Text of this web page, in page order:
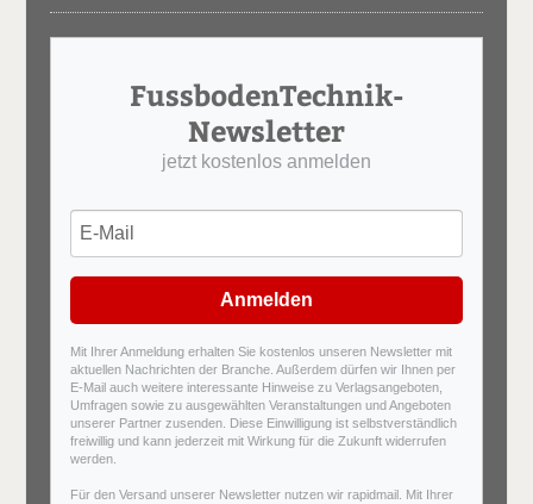
FussbodenTechnik-
Newsletter
jetzt kostenlos anmelden
Anmelden
Mit Ihrer Anmeldung erhalten Sie kostenlos unseren Newsletter mit
aktuellen Nachrichten der Branche. Außerdem dürfen wir Ihnen per
E-Mail auch weitere interessante Hinweise zu Verlagsangeboten,
Umfragen sowie zu ausgewählten Veranstaltungen und Angeboten
unserer Partner zusenden. Diese Einwilligung ist selbstverständlich
freiwillig und kann jederzeit mit Wirkung für die Zukunft widerrufen
werden.
Für den Versand unserer Newsletter nutzen wir rapidmail. Mit Ihrer